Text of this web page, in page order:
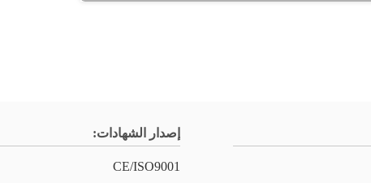
إصدار الشهادات:
CE/ISO9001